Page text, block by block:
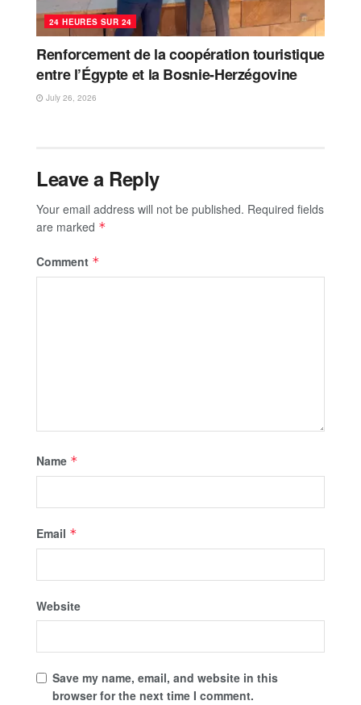
24 HEURES SUR 24
Renforcement de la coopération touristique
entre l’Égypte et la Bosnie-Herzégovine
July 26, 2026
Leave a Reply
Your email address will not be published. Required fields
are marked *
Comment *
Name *
Email *
Website
Save my name, email, and website in this
browser for the next time I comment.